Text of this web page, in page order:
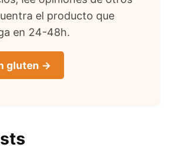
el producto que
en 24-48h.
gluten →